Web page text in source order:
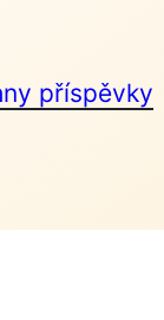
příspěvky